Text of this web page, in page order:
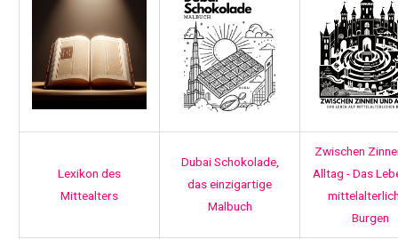
Lexikon des
Mittealters
Dubai Schokolade,
das einzigartige
Malbuch
Zwischen
Alltag - Das
Burgen